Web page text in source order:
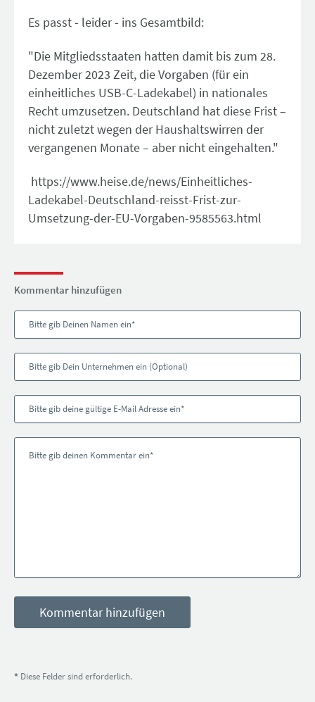
Es passt - leider - ins Gesamtbild:
"Die Mitgliedsstaaten hatten damit bis zum 28.
Dezember 2023 Zeit, die Vorgaben (für ein
einheitliches USB-C-Ladekabel) in nationales
Recht umzusetzen. Deutschland hat diese Frist –
nicht zuletzt wegen der Haushaltswirren der
vergangenen Monate – aber nicht eingehalten."
https://www.heise.de/news/Einheitliches-
Ladekabel-Deutschland-reisst-Frist-zur-
Umsetzung-der-EU-Vorgaben-9585563.html
Kommentar hinzufügen
* Diese Felder sind erforderlich.